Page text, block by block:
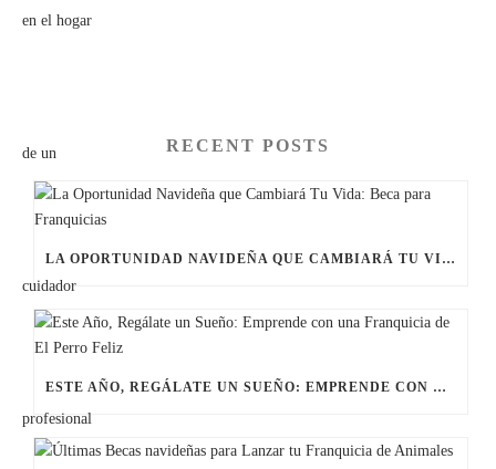
RECENT POSTS
LA OPORTUNIDAD NAVIDEÑA QUE CAMBIARÁ TU VIDA: BECA PARA FRANQUICIAS
ESTE AÑO, REGÁLATE UN SUEÑO: EMPRENDE CON UNA FRANQUICIA DE EL PERRO FELIZ